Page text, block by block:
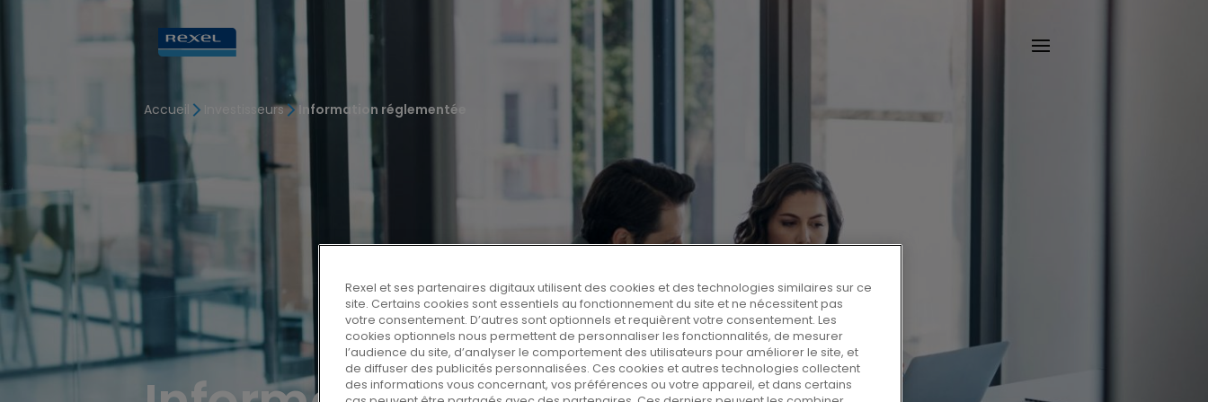
Accueil Investisseurs Information réglementée
Rexel et ses partenaires digitaux utilisent des cookies et des technologies similaires sur ce
site. Certains cookies sont essentiels au fonctionnement du site et ne nécessitent pas
votre consentement. D’autres sont optionnels et requièrent votre consentement. Les
cookies optionnels nous permettent de personnaliser les fonctionnalités, de mesurer
l’audience du site, d’analyser le comportement des utilisateurs pour améliorer le site, et
de diffuser des publicités personnalisées. Ces cookies et autres technologies collectent
des informations vous concernant, vos préférences ou votre appareil, et dans certains